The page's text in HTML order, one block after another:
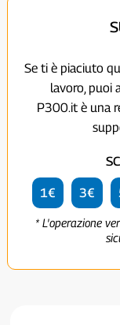
Se ti è piaciuto
lavoro, puoi
P300.it è una
1€ 3€
* L'operazione